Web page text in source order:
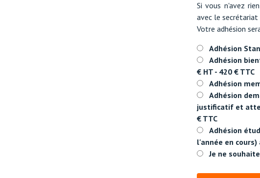
Si vous n'avez
avec le secrétariat
Votre adhésion
Adhésion
Adhésion
€ HT - 420 € TTC
Adhésion
Adhésion
justificatif et
€ TTC
Adhésion
l'année en cours)
Je ne